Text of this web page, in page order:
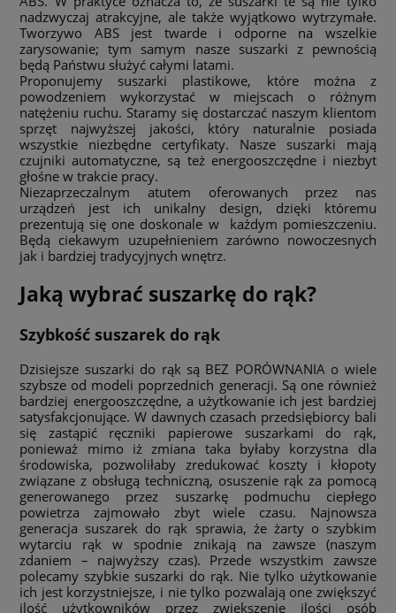
nadzwyczaj atrakcyjne, ale także wyjątkowo wytrzymałe.
Tworzywo ABS jest twarde i odporne na wszelkie
zarysowanie; tym samym nasze suszarki z pewnością
będą Państwu służyć całymi latami.
Proponujemy suszarki plastikowe, które można z
powodzeniem wykorzystać w miejscach o różnym
natężeniu ruchu. Staramy się dostarczać naszym klientom
sprzęt najwyższej jakości, który naturalnie posiada
wszystkie niezbędne certyfikaty. Nasze suszarki mają
czujniki automatyczne, są też energooszczędne i niezbyt
głośne w trakcie pracy.
Niezaprzeczalnym atutem oferowanych przez nas
urządzeń jest ich unikalny design, dzięki któremu
prezentują się one doskonale w każdym pomieszczeniu.
Będą ciekawym uzupełnieniem zarówno nowoczesnych
jak i bardziej tradycyjnych wnętrz.
Jaką wybrać suszarkę do rąk?
Szybkość suszarek do rąk
Dzisiejsze suszarki do rąk są BEZ PORÓWNANIA o wiele
szybsze od modeli poprzednich generacji. Są one również
bardziej energooszczędne, a użytkowanie ich jest bardziej
satysfakcjonujące. W dawnych czasach przedsiębiorcy bali
się zastąpić ręczniki papierowe suszarkami do rąk,
ponieważ mimo iż zmiana taka byłaby korzystna dla
środowiska, pozwoliłaby zredukować koszty i kłopoty
związane z obsługą techniczną, osuszenie rąk za pomocą
generowanego przez suszarkę podmuchu ciepłego
powietrza zajmowało zbyt wiele czasu. Najnowsza
generacja suszarek do rąk sprawia, że żarty o szybkim
wytarciu rąk w spodnie znikają na zawsze (naszym
zdaniem – najwyższy czas). Przede wszystkim zawsze
polecamy szybkie suszarki do rąk. Nie tylko użytkowanie
ich jest korzystniejsze, i nie tylko pozwalają one zwiększyć
ilość użytkowników przez zwiększenie ilości osób